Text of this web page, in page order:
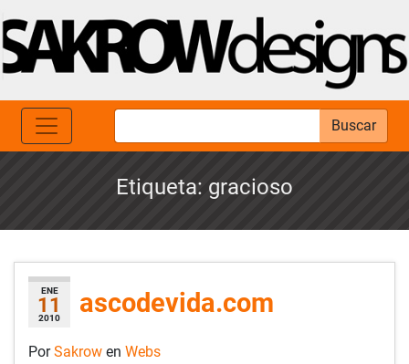
Buscar
Etiqueta: gracioso
ENE
11
2010 ascodevida.com
PorSakrow en Webs